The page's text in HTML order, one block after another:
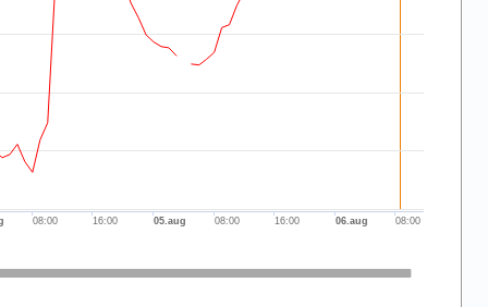
05.aug 06.aug
08:00 16:00 08:00 16:00 08:00